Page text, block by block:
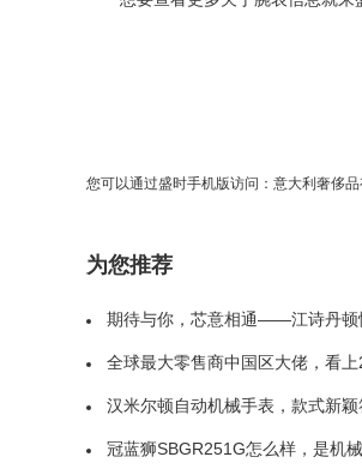
您可以通过盛时手机版访问： 意大利奢侈品
为您推荐
期待与你，芯意相通——江诗丹顿
全球最大零售商中国区大佬，看
汉米尔顿自动机械手表，款式新颖
冠蓝狮SBGR251G怎么样，是机